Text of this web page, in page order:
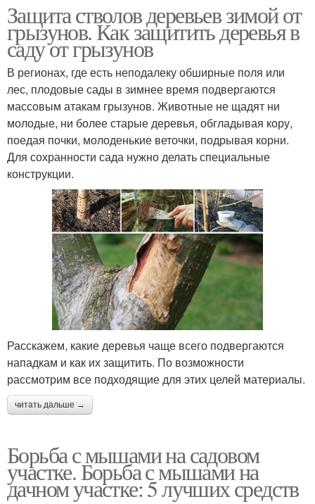
Защита стволов деревьев зимой от
грызунов. Как защитить деревья в
саду от грызунов
В регионах, где есть неподалеку обширные поля или
лес, плодовые сады в зимнее время подвергаются
массовым атакам грызунов. Животные не щадят ни
молодые, ни более старые деревья, обгладывая кору,
поедая почки, молоденькие веточки, подрывая корни.
Для сохранности сада нужно делать специальные
конструкции.
Расскажем, какие деревья чаще всего подвергаются
нападкам и как их защитить. По возможности
рассмотрим все подходящие для этих целей материалы.
читать дальше →
Борьба с мышами на садовом
участке. Борьба с мышами на
дачном участке: 5 лучших средств